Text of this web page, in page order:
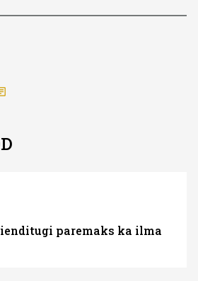
paremaks ka ilma